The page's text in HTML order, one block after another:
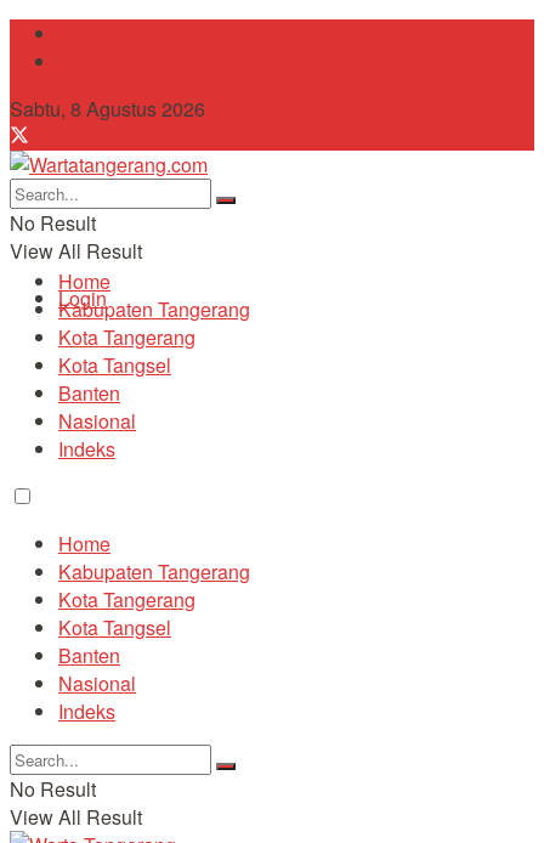
Sabtu, 8 Agustus 2026
No Result
View All Result
Login
Home
Kabupaten Tangerang
Kota Tangerang
Kota Tangsel
Banten
Nasional
Indeks
Home
Kabupaten Tangerang
Kota Tangerang
Kota Tangsel
Banten
Nasional
Indeks
No Result
View All Result